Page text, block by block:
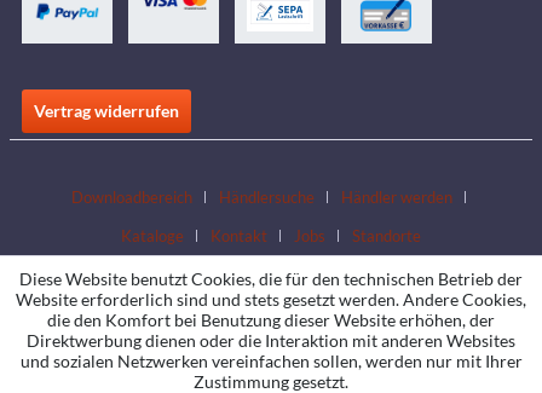
Vertrag widerrufen
Downloadbereich Händlersuche
Händler werden
Kataloge
Kontakt Jobs Standorte
Diese Website benutzt Cookies, die für den technischen Betrieb der
Website erforderlich sind und stets gesetzt werden. Andere Cookies,
die den Komfort bei Benutzung dieser Website erhöhen, der
Direktwerbung dienen oder die Interaktion mit anderen Websites
und sozialen Netzwerken vereinfachen sollen, werden nur mit Ihrer
Zustimmung gesetzt.